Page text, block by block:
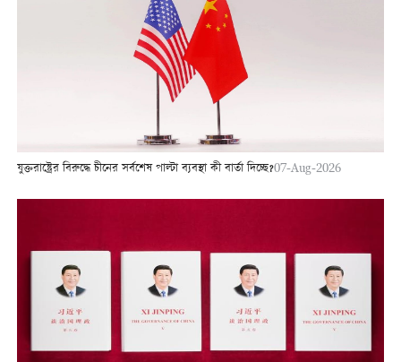
যুক্তরাষ্ট্রের বিরুদ্ধে চীনের সর্বশেষ পাল্টা ব্যবস্থা কী বার্তা দিচ্ছে?07-Aug-2026